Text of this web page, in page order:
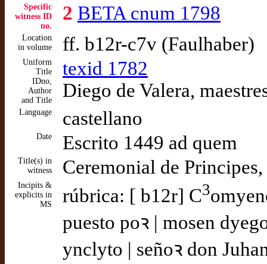
Specific
witness ID
no.
2 BETA cnum 1798
Location
in volume
ff. b12r-c7v (Faulhaber)
Uniform
Title
IDno,
Author
and Title
texid 1782
Diego de Valera,
Language castellano
Date Escrito 1449 ad quem
Title(s) in
witness
Ceremonial de
Incipits &
explicits in
MS
rúbrica: [ b12r] C3
puesto poꝛ | mosen
ynclyto | señoꝛ don